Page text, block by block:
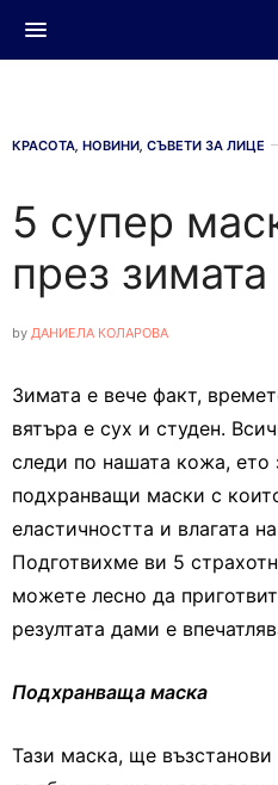
КРАСОТА, НОВИНИ, СЪВЕТИ ЗА ЛИЦЕ
5 супер
през зимата
by ДАНИЕЛА КОЛАРОВА
Зимата е вече факт,
вятъра е сух и студен.
следи по нашата кожа,
подхранващи маски с
еластичността и влагата
Подготвихме ви 5
можете лесно да
резултата дами е
Подхранваща маска
Тази маска, ще